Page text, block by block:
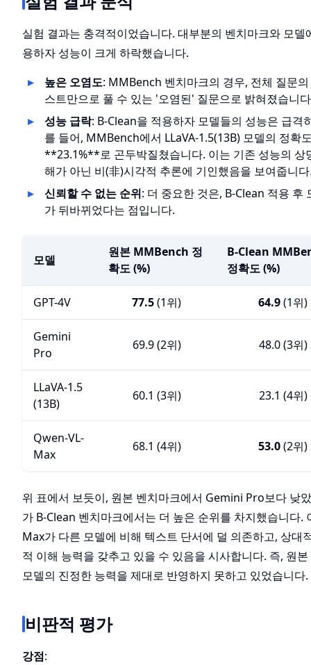
실험 결과는 충격적이었습니다. 대부분의 벤치마크와 모델
용하자 성능이 크게 하락했습니다.
높은 오염도: MMBench 벤치마크의 경우, 전체 질문
스트만으로 풀 수 있는 '오염된' 질문으로 밝혀졌습니
성능 급락: B-Clean을 적용하자 모델들의 성능은 급격
를 들어, MMBench에서 LLaVA-1.5(13B) 모델의 정확
**23.1%**로 곤두박질쳤습니다. 이는 기존 성능의 상
해가 아닌 비(非)시각적 추론에 기인했음을 보여줍니
신뢰할 수 없는 순위: 더 중요한 것은, B-Clean 적용 후
가 뒤바뀌었다는 점입니다.
모델
원본 MMBench 정
확도 (%)
B-Clean
정확도 (%)
GPT-4V 77.5(1위) 64.9(1위)
Gemini
Pro
69.9 (2위) 48.0 (3위)
LLaVA-1.5
(13B)
60.1 (3위) 23.1 (4위)
Qwen-VL-
Max
68.1 (4위) 53.0(2위)
위 표에서 보듯이, 원본 벤치마크에서 Gemini Pro보다 낮
가 B-Clean 벤치마크에서는 더 높은 순위를 차지했습니다.
Max가 다른 모델에 비해 텍스트 단서에 덜 의존하고, 상대
적 이해 능력을 갖추고 있을 수 있음을 시사합니다. 즉, 원
모델의 진정한 능력을 제대로 반영하지 못하고 있었습니다.
비판적 평가
강점: